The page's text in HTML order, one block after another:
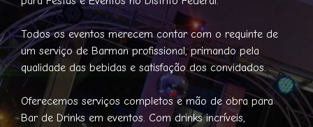
Todos os eventos merecem contar com o requinte de
um serviço de Barman profissional, primando pela
qualidade das bebidas e satisfação dos convidados.
Oferecemos serviços completos e mão de obra para
Bar de Drinks em eventos. Com drinks incríveis,